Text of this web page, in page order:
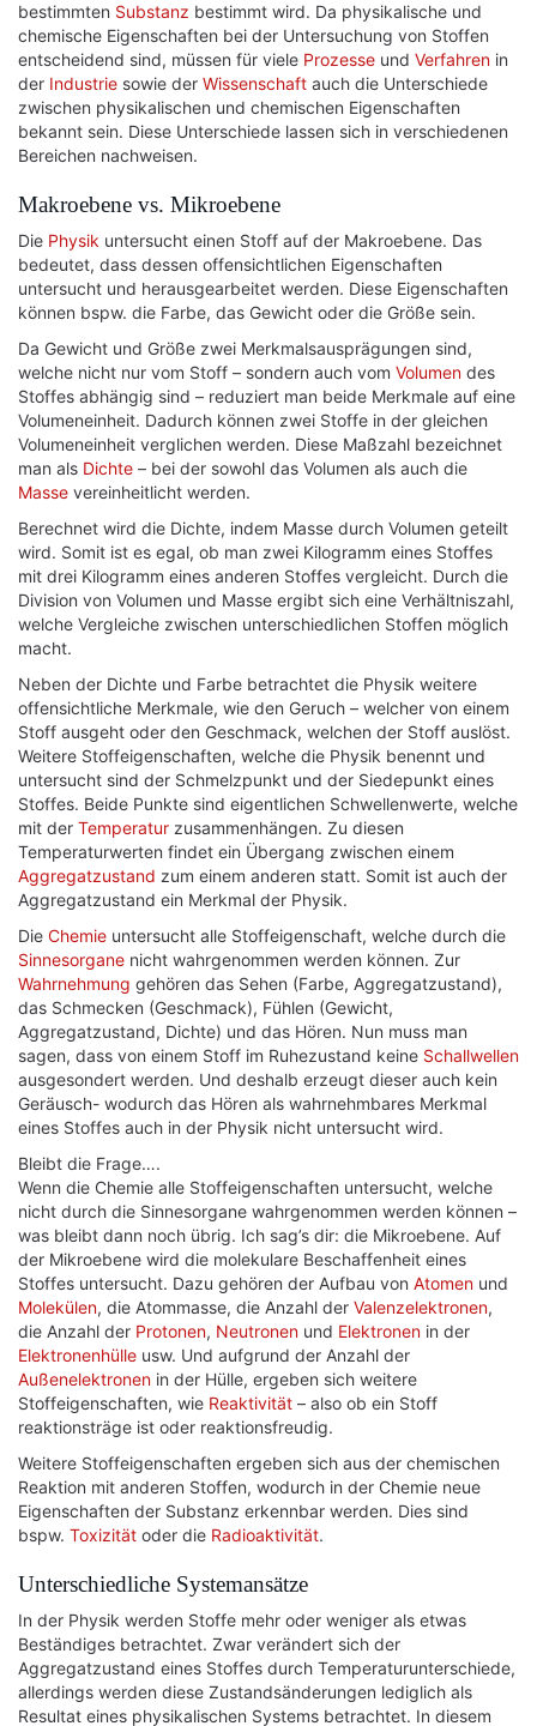
bestimmten Substanz bestimmt wird. Da physikalische und
chemische Eigenschaften bei der Untersuchung von Stoffen
entscheidend sind, müssen für viele Prozesse und Verfahren in
der Industrie sowie der Wissenschaft auch die Unterschiede
zwischen physikalischen und chemischen Eigenschaften
bekannt sein. Diese Unterschiede lassen sich in verschiedenen
Bereichen nachweisen.
Makroebene vs. Mikroebene
Die Physik untersucht einen Stoff auf der Makroebene. Das
bedeutet, dass dessen offensichtlichen Eigenschaften
untersucht und herausgearbeitet werden. Diese Eigenschaften
können bspw. die Farbe, das Gewicht oder die Größe sein.
Da Gewicht und Größe zwei Merkmalsausprägungen sind,
welche nicht nur vom Stoff – sondern auch vom Volumen des
Stoffes abhängig sind – reduziert man beide Merkmale auf eine
Volumeneinheit. Dadurch können zwei Stoffe in der gleichen
Volumeneinheit verglichen werden. Diese Maßzahl bezeichnet
man als Dichte – bei der sowohl das Volumen als auch die
Masse vereinheitlicht werden.
Berechnet wird die Dichte, indem Masse durch Volumen geteilt
wird. Somit ist es egal, ob man zwei Kilogramm eines Stoffes
mit drei Kilogramm eines anderen Stoffes vergleicht. Durch die
Division von Volumen und Masse ergibt sich eine Verhältniszahl,
welche Vergleiche zwischen unterschiedlichen Stoffen möglich
macht.
Neben der Dichte und Farbe betrachtet die Physik weitere
offensichtliche Merkmale, wie den Geruch – welcher von einem
Stoff ausgeht oder den Geschmack, welchen der Stoff auslöst.
Weitere Stoffeigenschaften, welche die Physik benennt und
untersucht sind der Schmelzpunkt und der Siedepunkt eines
Stoffes. Beide Punkte sind eigentlichen Schwellenwerte, welche
mit der Temperatur zusammenhängen. Zu diesen
Temperaturwerten findet ein Übergang zwischen einem
Aggregatzustand zum einem anderen statt. Somit ist auch der
Aggregatzustand ein Merkmal der Physik.
Die Chemie untersucht alle Stoffeigenschaft, welche durch die
Sinnesorgane nicht wahrgenommen werden können. Zur
Wahrnehmung gehören das Sehen (Farbe, Aggregatzustand),
das Schmecken (Geschmack), Fühlen (Gewicht,
Aggregatzustand, Dichte) und das Hören. Nun muss man
sagen, dass von einem Stoff im Ruhezustand keine Schallwellen
ausgesondert werden. Und deshalb erzeugt dieser auch kein
Geräusch- wodurch das Hören als wahrnehmbares Merkmal
eines Stoffes auch in der Physik nicht untersucht wird.
Bleibt die Frage….
Wenn die Chemie alle Stoffeigenschaften untersucht, welche
nicht durch die Sinnesorgane wahrgenommen werden können –
was bleibt dann noch übrig. Ich sag’s dir: die Mikroebene. Auf
der Mikroebene wird die molekulare Beschaffenheit eines
Stoffes untersucht. Dazu gehören der Aufbau von Atomen und
Molekülen, die Atommasse, die Anzahl der Valenzelektronen,
die Anzahl der Protonen, Neutronen und Elektronen in der
Elektronenhülle usw. Und aufgrund der Anzahl der
Außenelektronen in der Hülle, ergeben sich weitere
Stoffeigenschaften, wie Reaktivität – also ob ein Stoff
reaktionsträge ist oder reaktionsfreudig.
Weitere Stoffeigenschaften ergeben sich aus der chemischen
Reaktion mit anderen Stoffen, wodurch in der Chemie neue
Eigenschaften der Substanz erkennbar werden. Dies sind
bspw. Toxizität oder die Radioaktivität.
Unterschiedliche Systemansätze
In der Physik werden Stoffe mehr oder weniger als etwas
Beständiges betrachtet. Zwar verändert sich der
Aggregatzustand eines Stoffes durch Temperaturunterschiede,
allerdings werden diese Zustandsänderungen lediglich als
Resultat eines physikalischen Systems betrachtet. In diesem